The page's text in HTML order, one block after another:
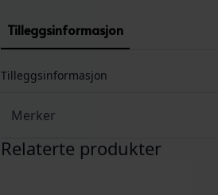
Tilleggsinformasjon
Tilleggsinformasjon
Merker
Relaterte produkter